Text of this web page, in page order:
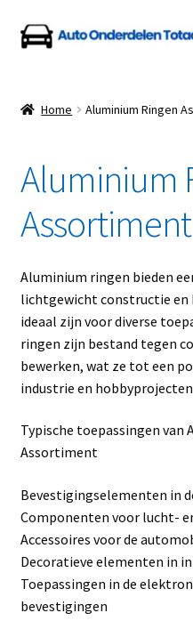
Ga
door
navigatie
Ga
naar
inhoud
Auto Onderdelen Shop
Betalen en Verzenden
Blog
Contact
Klantenservice
My account
Over Ons
Overzicht
Privacybeleid
Home Aluminium Ringen
Aluminium
Assortiment
Aluminium ringen bieden
lichtgewicht constructie en
ideaal zijn voor diverse
ringen zijn bestand tegen
bewerken, wat ze tot een
industrie en
Typische toepassingen van
Assortiment
Bevestigingselementen in
Componenten voor lucht-
Accessoires voor de
Decoratieve elementen in
Toepassingen in de
bevestigingen